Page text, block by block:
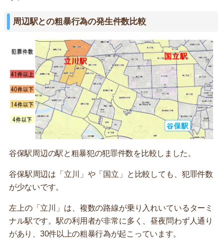
周辺駅との粗暴行為の発生件数比較
谷保駅周辺の駅と粗暴犯の犯罪件数を比較しました。
谷保駅周辺は「立川」や「国立」と比較しても、犯罪件数
が少ないです。
左上の「立川」は、複数の路線が乗り入れいているターミ
ナル駅です。駅の利用者が非常に多く、昼夜問わず人通り
があり、30件以上の粗暴行為が起こっています。